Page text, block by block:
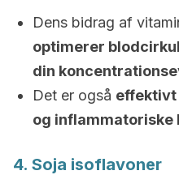
Dens bidrag af
optimerer
din
Det er også effektivt
og inflammatoriske
4. Soja isoflavoner